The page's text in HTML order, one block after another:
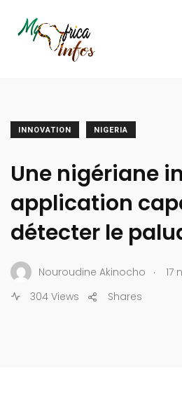
INNOVATION NIGERIA
Une nigériane
application
détecter le
Nouroudine Akinocho .
17
304 Views
Shares